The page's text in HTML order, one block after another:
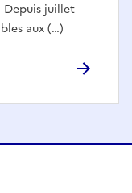
Depuis juillet
aux (…)